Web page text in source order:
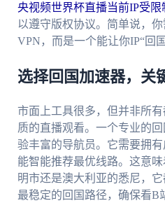
央视频世界杯直播当前IP受限
以遵守版权协议。简单说，
VPN，而是一个能让你IP“回
选择回国加速器，关
市面上工具很多，但并非所
质的直播观看。一个专业的
验丰富的导航员。它需要拥
能智能推荐最优线路。这意
明市还是澳大利亚的悉尼，它
最稳定的回国路径，确保看B